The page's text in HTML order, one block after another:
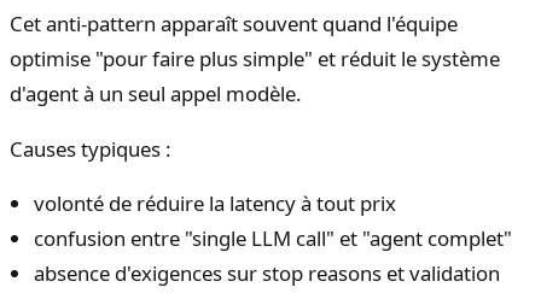
Cet anti-pattern apparaît souvent quand l'équipe
optimise "pour faire plus simple" et réduit le système
d'agent à un seul appel modèle.
Causes typiques :
volonté de réduire la latency à tout prix
confusion entre "single LLM call" et "agent complet"
absence d'exigences sur stop reasons et validation